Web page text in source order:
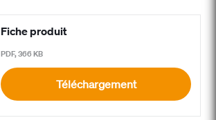
Fiche produit
PDF, 366 KB
Téléchargement